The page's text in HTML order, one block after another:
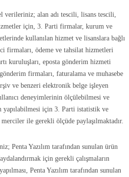
verileriniz; alan adı tescili, lisans tescili,
için, 3. Parti firmalar, kurum ve
kullanılan hizmet ve lisanslara bağlı
firmaları, ödeme ve tahsilat hizmetleri
kuruluşları, eposta gönderim hizmeti
firmaları, faturalama ve muhasebe
ve benzeri elektronik belge işleyen
deneyimlerinin ölçülebilmesi ve
yapılabilmesi için 3. Parti istatistik ve
ile gerekli ölçüde paylaşılmaktadır.
Penta Yazılım tarafından sunulan ürün
için gerekli çalışmaların
Penta Yazılım tarafından sunulan